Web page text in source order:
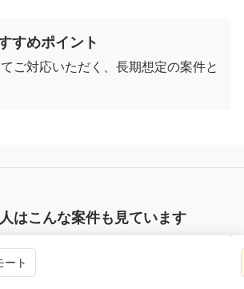
すめポイント
ご対応いただく、長期想定の案件と
はこんな案件も見ています
ート